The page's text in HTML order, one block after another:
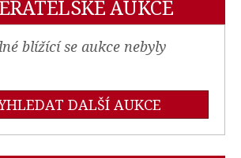
AUKCE
blížící se aukce nebyly
DALŠÍ AUKCE